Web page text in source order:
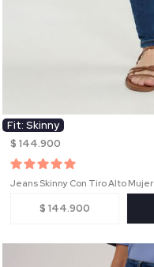
Fit: Skinny
$ 144.900
Jeans Skinny Con Tiro Alto Mujer
$ 144.900